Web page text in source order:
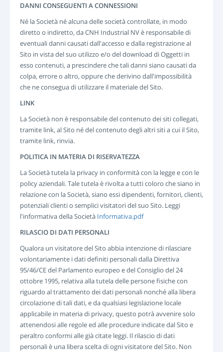
DANNI CONSEGUENTI A CONNESSIONI
Né la Società né alcuna delle società controllate, in modo
diretto o indiretto, da CNH Industrial NV è responsabile di
eventuali danni causati dall'accesso e dalla registrazione al
Sito in vista del suo utilizzo e/o del download di Oggetti in
esso contenuti, a prescindere che tali danni siano causati da
colpa, errore o altro, oppure che derivino dall'impossibilità
che ne consegua di utilizzare il materiale del Sito.
LINK
La Società non è responsabile del contenuto dei siti collegati,
tramite link, al Sito né del contenuto degli altri siti a cui il Sito,
tramite link, rinvia.
POLITICA IN MATERIA DI RISERVATEZZA
La Società tutela la privacy in conformità con la legge e con le
policy aziendali. Tale tutela è rivolta a tutti coloro che siano in
relazione con la Società, siano essi dipendenti, fornitori, clienti,
potenziali clienti o semplici visitatori del suo Sito. Leggi
l'informativa della Società Informativa.pdf
RILASCIO DI DATI PERSONALI
Qualora un visitatore del Sito abbia intenzione di rilasciare
volontariamente i dati definiti personali dalla Direttiva
95/46/CE del Parlamento europeo e del Consiglio del 24
ottobre 1995, relativa alla tutela delle persone fisiche con
riguardo al trattamento dei dati personali nonché alla libera
circolazione di tali dati, e da qualsiasi legislazione locale
applicabile in materia di privacy, questo potrà avvenire solo
attenendosi alle regole ed alle procedure indicate dal Sito e
peraltro conformi alle già citate leggi. Il rilascio di dati
personali è una libera scelta di ogni visitatore del Sito. Non